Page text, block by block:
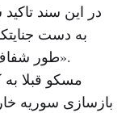
در این سند
به دست
طور شفاف و بدون هیچ قید و بندی ارسال شود».
مسکو قبلا
بازسازی سوریه